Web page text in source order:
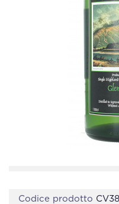
Codice prodotto